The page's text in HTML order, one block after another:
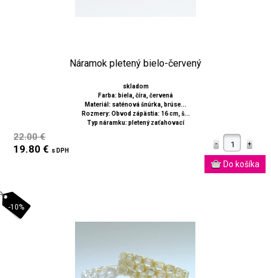
Náramok pletený bielo-červený
skladom
Farba: biela, číra, červená
Materiál: saténová šnúrka, brúse...
Rozmery: Obvod zápästia: 16 cm, š...
Typ náramku: pletený zaťahovací
22.00 €
19.80 € s DPH
-10%